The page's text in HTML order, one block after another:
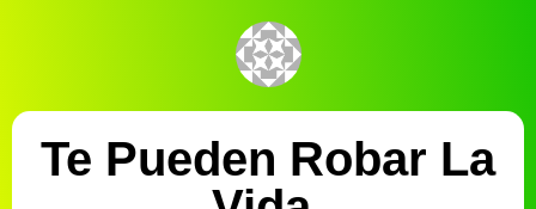
Te Pueden Robar La